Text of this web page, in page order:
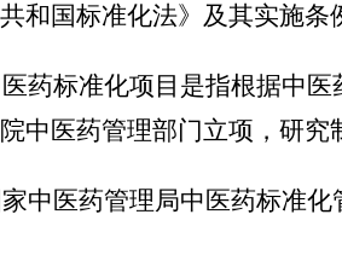
和国标准化法》及其实施条
药标准化项目是指根据中
中医药管理部门立项，研究
家中医药管理局中医药标准